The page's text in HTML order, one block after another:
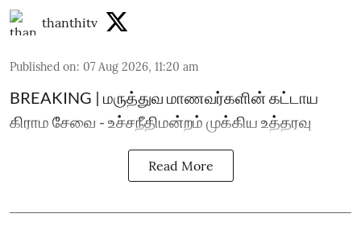
thanthitv
Published on: 07 Aug 2026, 11:20 am
BREAKING | மருத்துவ மாணவர்களின் கட்டாய
கிராம சேவை - உச்சநீதிமன்றம் முக்கிய உத்தரவு
Read More